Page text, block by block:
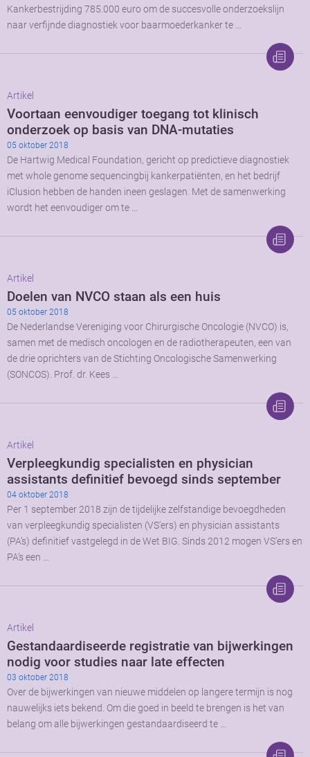
Kankerbestrijding 785.000 euro om de succesvolle onderzoekslijn
naar verfijnde diagnostiek voor baarmoederkanker te …
Artikel
Voortaan eenvoudiger toegang tot klinisch
onderzoek op basis van DNA-mutaties
05 oktober 2018
De Hartwig Medical Foundation, gericht op predictieve diagnostiek
met whole genome sequencingbij kankerpatiënten, en het bedrijf
iClusion hebben de handen ineen geslagen. Met de samenwerking
wordt het eenvoudiger om te …
Artikel
Doelen van NVCO staan als een huis
05 oktober 2018
De Nederlandse Vereniging voor Chirurgische Oncologie (NVCO) is,
samen met de medisch oncologen en de radiotherapeuten, een van
de drie oprichters van de Stichting Oncologische Samenwerking
(SONCOS). Prof. dr. Kees …
Artikel
Verpleegkundig specialisten en physician
assistants definitief bevoegd sinds september
04 oktober 2018
Per 1 september 2018 zijn de tijdelijke zelfstandige bevoegdheden
van verpleegkundig specialisten (VS’ers) en physician assistants
(PA’s) definitief vastgelegd in de Wet BIG. Sinds 2012 mogen VS’ers en
PA’s een …
Artikel
Gestandaardiseerde registratie van bijwerkingen
nodig voor studies naar late effecten
03 oktober 2018
Over de bijwerkingen van nieuwe middelen op langere termijn is nog
nauwelijks iets bekend. Om die goed in beeld te brengen is het van
belang om alle bijwerkingen gestandaardiseerd te …